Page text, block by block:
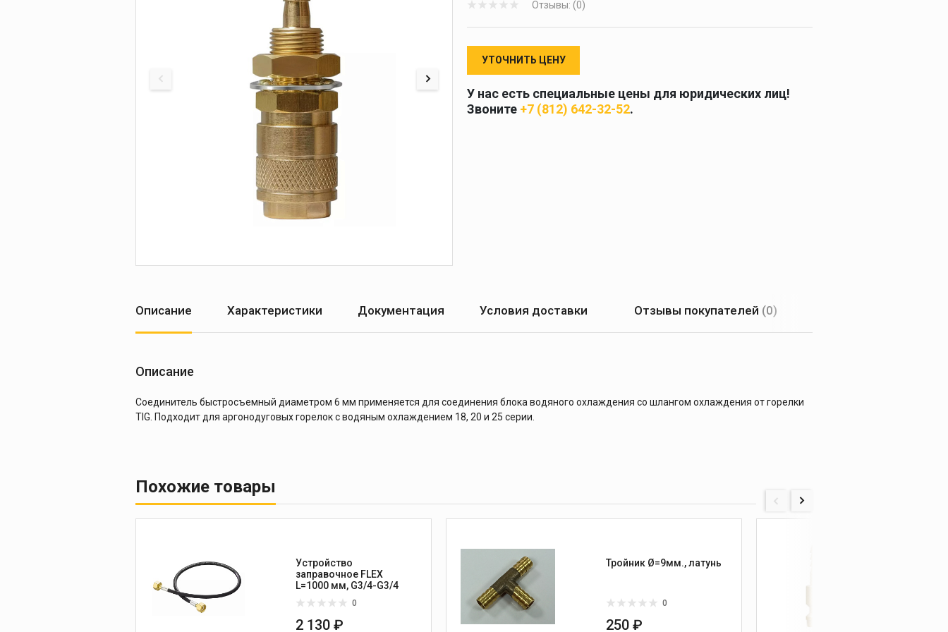
Печи для просушки и
прокалки электродов
Сварочные
приспособления
Тележки
масок
Спецодежда
Компрессоры
Отзывы: (0)
УТОЧНИТЬ ЦЕНУ
У нас есть специальные цены для юридических лиц!
Звоните +7 (812) 642-32-52.
Описание Характеристики Документация Условия доставки Отзывы покупателей (0)
Описание
Соединитель быстросъемный диаметром 6 мм применяется для соединения блока водяного охлаждения со шлангом охлаждения от горелки
TIG. Подходит для аргонодуговых горелок с водяным охлаждением 18, 20 и 25 серии.
Похожие товары
Устройство
заправочное FLEX
L=1000 мм, G3/4-G3/4
0
2 130 ₽
Тройник Ø=9мм., латунь
0
250 ₽